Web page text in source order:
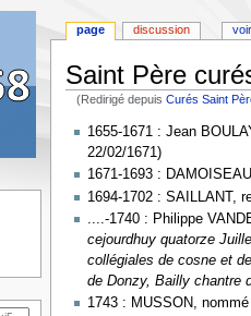
Saint Père
(Redirigé depuisCurés Saint
Aller
la
navigation
Aller
la
recherche
1655-1671 : Jean
22/02/1671)
1671-1693 :
1694-1702 : SAILLANT,
....-1740 : Philippe
cejourdhuy quatorze
collégiales de cosne et
de Donzy, Bailly chantre
1743 : MUSSON,
page discussion